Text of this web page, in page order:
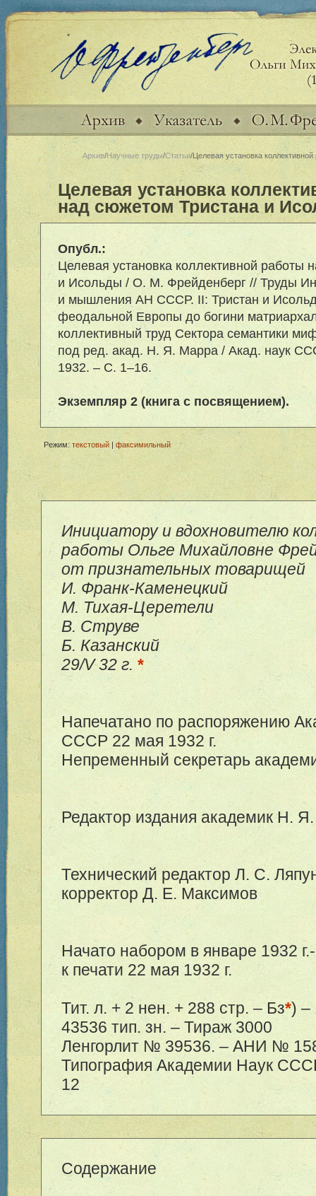
Архив/Научные труды/Статьи/Целевая установка
Целевая установка
над сюжетом Тристана и
Опубл.:
Целевая установка коллективной работы
и Исольды / О. М. Фрейденберг // Труды
и мышления АН СССР. II: Тристан и
феодальной Европы до богини
коллективный труд Сектора семантики
под ред. акад. Н. Я. Марра / Акад. наук
1932. – С. 1–16.
Экземпляр 2 (книга с посвящением).
Режим: текстовый| факсимильный
Инициатору и вдохновителю
работы Ольге Михайловне
от признательных товарищей
И. Франк-Каменецкий
М. Тихая-Церетели
В. Струве
Б. Казанский
29/V 32 г.*
Напечатано по распоряжению
СССР 22 мая 1932 г.
Непременный секретарь
Редактор издания академик Н.
Технический редактор Л. С.
корректор Д. Е. Максимов
Начато набором в январе 1932
к печати 22 мая 1932 г.
Тит. л. + 2 нен. + 288 стр. – Бз*) –
43536 тип. зн. – Тираж 3000
Ленгорлит № 39536. – АНИ №
Типография Академии Наук
12
Содержание